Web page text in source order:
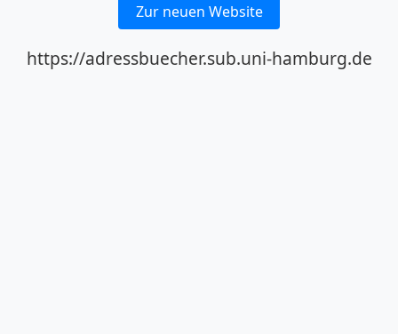
Zur neuen Website
https://adressbuecher.sub.uni-hamburg.de